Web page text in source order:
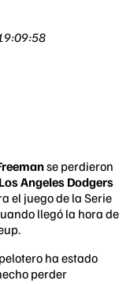
se perdieron
Los Angeles Dodgers
el juego de la Serie
llegó la hora de
ha estado
perder